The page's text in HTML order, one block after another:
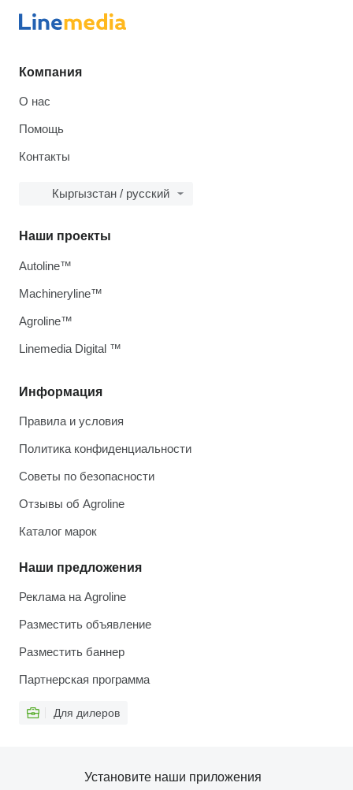
Компания
О нас
Помощь
Контакты
Кыргызстан / русский
Информация
Правила и условия
Политика конфиденциальности
Советы по безопасности
Отзывы об Agroline
Каталог марок
Наши предложения
Реклама на Agroline
Разместить объявление
Разместить баннер
Партнерская программа
Для дилеров
Наши проекты
Autoline™
Machineryline™
Agroline™
Linemedia Digital ™
Установите наши приложения